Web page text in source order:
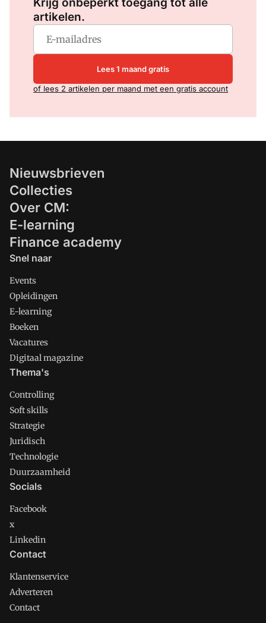
artikelen.
Lees 1 maand gratis
of lees 2 artikelen per maand met een gratis account
Nieuwsbrieven
Collecties
Over CM:
E-learning
Finance academy
Snel naar
Events
Opleidingen
E-learning
Boeken
Vacatures
Digitaal magazine
Thema's
Controlling
Soft skills
Strategie
Juridisch
Technologie
Duurzaamheid
Socials
Facebook
x
Linkedin
Contact
Klantenservice
Adverteren
Contact